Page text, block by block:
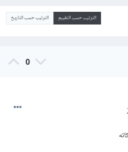
الترتيب حسب التقييم الترتيب حسب التاريخ
0